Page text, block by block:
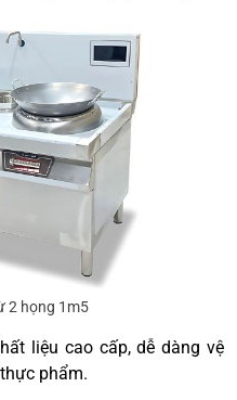
2 họng 1m5
liệu cao cấp, dễ dàng vệ
phẩm.